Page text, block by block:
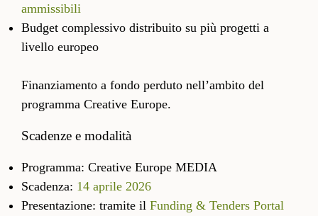
ammissibili
Budget complessivo distribuito su più progetti a
livello europeo
Finanziamento a fondo perduto nell’ambito del
programma Creative Europe.
Scadenze e modalità
Programma: Creative Europe MEDIA
Scadenza: 14 aprile 2026
Presentazione: tramite il Funding & Tenders Portal